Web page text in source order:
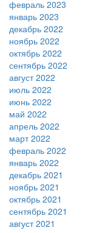
февраль 2023
январь 2023
декабрь 2022
ноябрь 2022
октябрь 2022
сентябрь 2022
август 2022
июль 2022
июнь 2022
май 2022
апрель 2022
март 2022
февраль 2022
январь 2022
декабрь 2021
ноябрь 2021
октябрь 2021
сентябрь 2021
август 2021